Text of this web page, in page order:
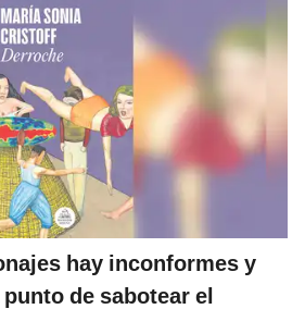
hay inconformes y
de sabotear el